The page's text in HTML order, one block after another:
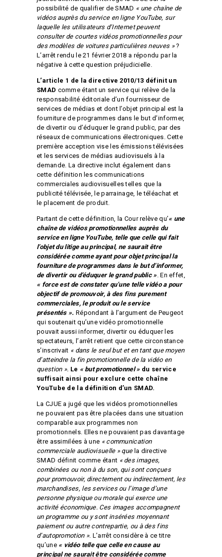
possibilité de qualifier de SMAD « une chaîne de
vidéos auprès du service en ligne YouTube, sur
laquelle les utilisateurs d’Internet peuvent
consulter de courtes vidéos promotionnelles pour
des modèles de voitures particulières neuves »?
L’arrêt rendu le 21 février 2018 a répondu par la
négative à cette question préjudicielle.
L’article 1 de la directive 2010/13 définit un
SMAD comme étant un service qui relève de la
responsabilité éditoriale d’un fournisseur de
services de médias et dont l’objet principal est la
fourniture de programmes dans le but d’informer,
de divertir ou d’éduquer le grand public, par des
réseaux de communications électroniques. Cette
première acception vise les émissions télévisées
et les services de médias audiovisuels à la
demande. La directive inclut également dans
cette définition les communications
commerciales audiovisuelles telles que la
publicité télévisée, le parrainage, le téléachat et
le placement de produit.
Partant de cette définition, la Cour relève qu’« une
chaîne de vidéos promotionnelles auprès du
service en ligne YouTube, telle que celle qui fait
l’objet du litige au principal, ne saurait être
considérée comme ayant pour objet principal la
fourniture de programmes dans le but d’informer,
de divertir ou d’éduquer le grand public ». En effet,
« force est de constater qu’une telle vidéo a pour
objectif de promouvoir, à des fins purement
commerciales, le produit ou le service
présentés ». Répondant à l’argument de Peugeot
qui soutenait qu’une vidéo promotionnelle
pouvait aussi informer, divertir ou éduquer les
spectateurs, l’arrêt retient que cette circonstance
s’inscrivait « dans le seul but et en tant que moyen
d’atteindre la fin promotionnelle de la vidéo en
question ». Le « but promotionnel » du service
suffisait ainsi pour exclure cette chaîne
YouTube de la définition d’un SMAD.
La CJUE a jugé que les vidéos promotionnelles
ne pouvaient pas être placées dans une situation
comparable aux programmes non
promotionnels. Elles ne pouvaient pas davantage
être assimilées à une « communication
commerciale audiovisuelle » quela directive
SMAD définit comme étant « des images,
combinées ou non à du son, qui sont conçues
pour promouvoir, directement ou indirectement, les
marchandises, les services ou l’image d’une
personne physique ou morale qui exerce une
activité économique. Ces images accompagnent
un programme ou y sont insérées moyennant
paiement ou autre contrepartie, ou à des fins
d’autopromotion ». L’arrêt considère à ce titre
qu’une « vidéo telle que celle en cause au
principal ne saurait être considérée comme